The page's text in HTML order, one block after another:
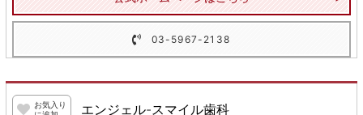
03-5967-2138
お気入り
エンジェル-スマイル歯科